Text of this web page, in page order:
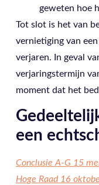
geweten hoe
Tot slot is het van
vernietiging van
verjaren. In geval
verjaringstermijn
moment dat het
een
Conclusie A-G 15
Hoge Raad 16